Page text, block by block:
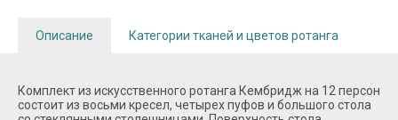
Описание Категории тканей и цветов ротанга
Комплект из искусственного ротанга Кембридж на 12 персон
состоит из восьми кресел, четырех пуфов и большого стола